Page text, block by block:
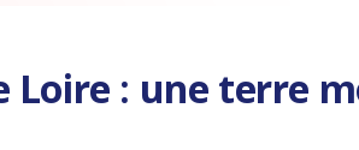
Loire : une terre